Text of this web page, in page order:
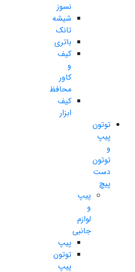
نسوز
شیشه
تانک
باتری
کیف
و
کاور
محافظ
کیف
ابزار
توتون
پیپ
و
توتون
دست
پیچ
پیپ
و
لوازم
جانبی
پیپ
توتون
پیپ